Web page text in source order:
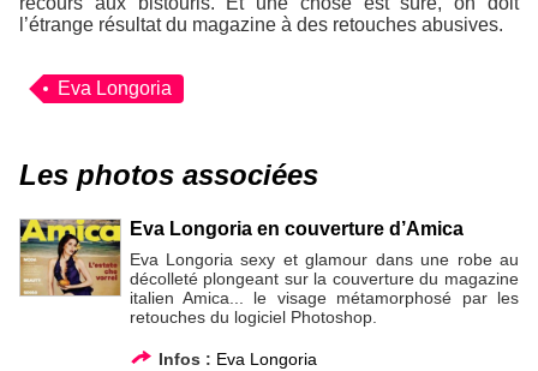
l’étrange résultat du magazine à des retouches abusives.
Eva Longoria
Les photos associées
Eva Longoria en couverture d’Amica
Eva Longoria sexy et glamour dans une robe au
décolleté plongeant sur la couverture du magazine
italien Amica... le visage métamorphosé par les
retouches du logiciel Photoshop.
Infos : Eva Longoria